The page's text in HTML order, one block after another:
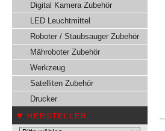
Digital Kamera Zubehör
LED Leuchtmittel
Roboter / Staubsauger Zubehör
Mähroboter Zubehör
Werkzeug
Satelliten Zubehör
Drucker
HERSTELLER